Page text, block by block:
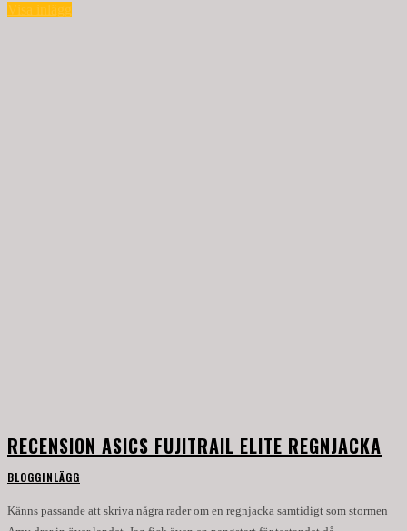
Visa inlägg
RECENSION ASICS FUJITRAIL ELITE REGNJACKA
BLOGGINLÄGG
Känns passande att skriva några rader om en regnjacka samtidigt som stormen